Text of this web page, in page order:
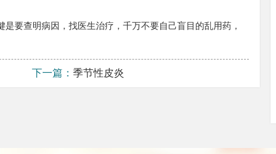
要查明病因，找医生治疗，千万不要自己盲目的乱用药，
下一篇： 季节性皮炎